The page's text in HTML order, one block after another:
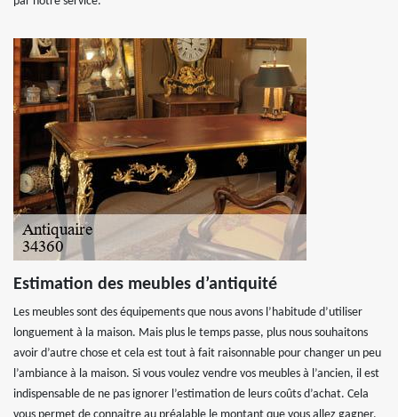
Estimation des meubles d’antiquité
Les meubles sont des équipements que nous avons l’habitude d’utiliser
longuement à la maison. Mais plus le temps passe, plus nous souhaitons
avoir d’autre chose et cela est tout à fait raisonnable pour changer un peu
l’ambiance à la maison. Si vous voulez vendre vos meubles à l’ancien, il est
indispensable de ne pas ignorer l’estimation de leurs coûts d’achat. Cela